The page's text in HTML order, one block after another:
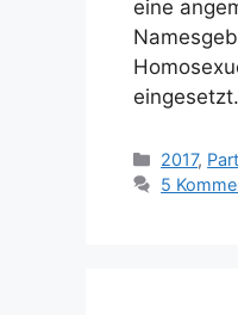
eine
2017,
5